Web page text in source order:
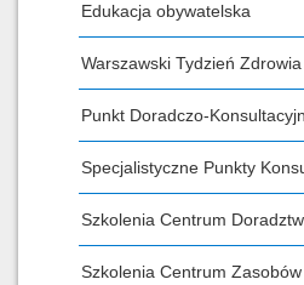
Edukacja obywatelska
Warszawski Tydzień
Punkt Doradczo-
Specjalistyczne Punkty
Szkolenia Centrum
Szkolenia Centrum